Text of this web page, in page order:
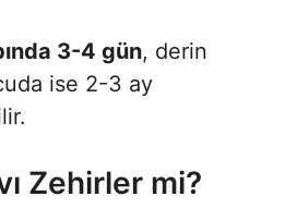
3-4 gün, derin
ise 2-3 ay
Zehirler mi?